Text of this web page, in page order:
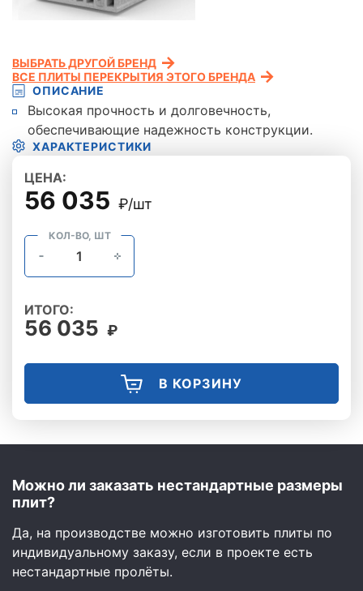
ОПИСАНИЕ
Высокая прочность и долговечность,
обеспечивающие надежность конструкции.
ХАРАКТЕРИСТИКИ
ВЫБРАТЬ ДРУГОЙ БРЕНД
ВСЕ ПЛИТЫ ПЕРЕКРЫТИЯ ЭТОГО БРЕНДА
ЦЕНА:
56 035 ₽/шт
КОЛ-ВО, ШТ
ИТОГО:
56 035 ₽
В КОРЗИНУ
Можно ли заказать нестандартные размеры
плит?
Да, на производстве можно изготовить плиты по
индивидуальному заказу, если в проекте есть
нестандартные пролёты.